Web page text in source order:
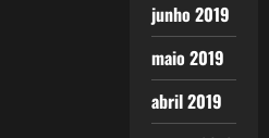
junho 2019
maio 2019
abril 2019